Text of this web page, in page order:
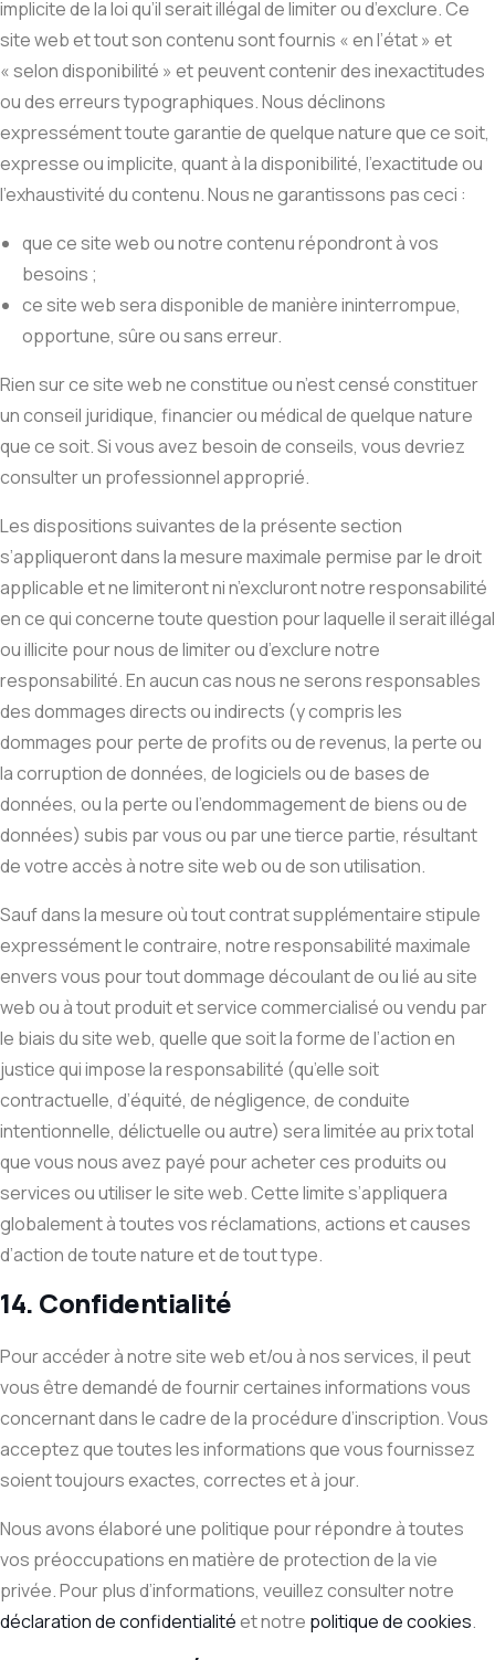
implicite de la loi qu’il serait illégal de limiter ou d’exclure. Ce
site web et tout son contenu sont fournis « en l’état » et
« selon disponibilité » et peuvent contenir des inexactitudes
ou des erreurs typographiques. Nous déclinons
expressément toute garantie de quelque nature que ce soit,
expresse ou implicite, quant à la disponibilité, l’exactitude ou
l’exhaustivité du contenu. Nous ne garantissons pas ceci :
que ce site web ou notre contenu répondront à vos
besoins ;
ce site web sera disponible de manière ininterrompue,
opportune, sûre ou sans erreur.
Rien sur ce site web ne constitue ou n’est censé constituer
un conseil juridique, financier ou médical de quelque nature
que ce soit. Si vous avez besoin de conseils, vous devriez
consulter un professionnel approprié.
Les dispositions suivantes de la présente section
s’appliqueront dans la mesure maximale permise par le droit
applicable et ne limiteront ni n’excluront notre responsabilité
en ce qui concerne toute question pour laquelle il serait illégal
ou illicite pour nous de limiter ou d’exclure notre
responsabilité. En aucun cas nous ne serons responsables
des dommages directs ou indirects (y compris les
dommages pour perte de profits ou de revenus, la perte ou
la corruption de données, de logiciels ou de bases de
données, ou la perte ou l’endommagement de biens ou de
données) subis par vous ou par une tierce partie, résultant
de votre accès à notre site web ou de son utilisation.
Sauf dans la mesure où tout contrat supplémentaire stipule
expressément le contraire, notre responsabilité maximale
envers vous pour tout dommage découlant de ou lié au site
web ou à tout produit et service commercialisé ou vendu par
le biais du site web, quelle que soit la forme de l’action en
justice qui impose la responsabilité (qu’elle soit
contractuelle, d’équité, de négligence, de conduite
intentionnelle, délictuelle ou autre) sera limitée au prix total
que vous nous avez payé pour acheter ces produits ou
services ou utiliser le site web. Cette limite s’appliquera
globalement à toutes vos réclamations, actions et causes
d’action de toute nature et de tout type.
14. Confidentialité
Pour accéder à notre site web et/ou à nos services, il peut
vous être demandé de fournir certaines informations vous
concernant dans le cadre de la procédure d’inscription. Vous
acceptez que toutes les informations que vous fournissez
soient toujours exactes, correctes et à jour.
Nous avons élaboré une politique pour répondre à toutes
vos préoccupations en matière de protection de la vie
privée. Pour plus d’informations, veuillez consulter notre
déclaration de confidentialitéet notre politique de cookies.